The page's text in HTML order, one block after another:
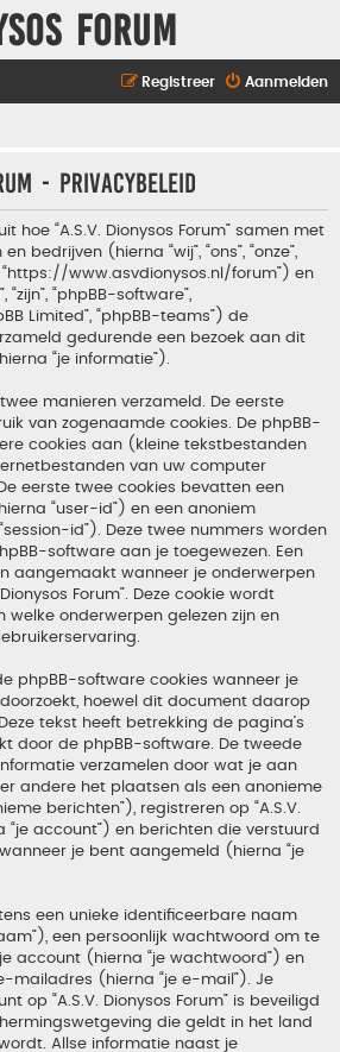
Forum
Aanmelden
Registreer
- Privacybeleid
hoe “A.S.V. Dionysos Forum” samen met
bedrijven (hierna “wij”, “ons”, “onze”,
“https://www.asvdionysos.nl/forum”) en
“zijn”, “phpBB-software”,
Limited”, “phpBB-teams”) de
gedurende een bezoek aan dit
“je informatie”).
manieren verzameld. De eerste
van zogenaamde cookies. De phpBB-
cookies aan (kleine tekstbestanden
van uw computer
eerste twee cookies bevatten een
“user-id”) en een anoniem
id”). Deze twee nummers worden
software aan je toegewezen. Een
aangemaakt wanneer je onderwerpen
Forum”. Deze cookie wordt
onderwerpen gelezen zijn en
phpBB-software cookies wanneer je
doorzoekt, hoewel dit document daarop
tekst heeft betrekking de pagina’s
door de phpBB-software. De tweede
verzamelen door wat je aan
andere het plaatsen als een anonieme
berichten”), registreren op “A.S.V.
“je account”) en berichten die verstuurd
je bent aangemeld (hierna “je
een unieke identificeerbare naam
een persoonlijk wachtwoord om te
account (hierna “je wachtwoord”) en
mailadres (hierna “je e-mail”). Je
op “A.S.V. Dionysos Forum” is beveiligd
die geldt in het land
Allse informatie naast je